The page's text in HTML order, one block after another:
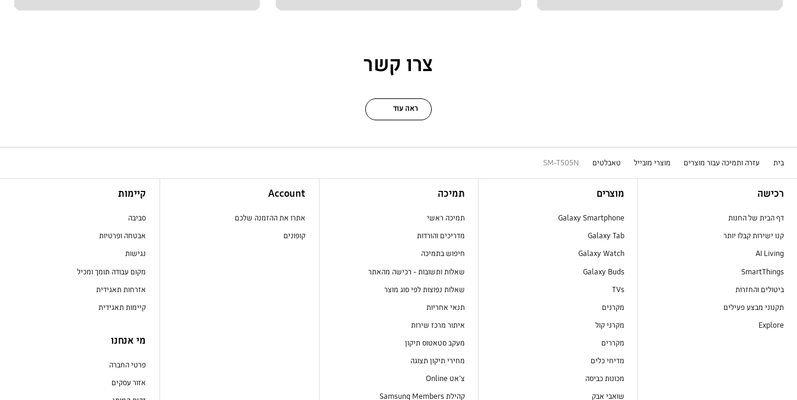
צרו קשר
ראה עוד
בית עזרה ותמיכה עבור מוצרים מוצרי מובייל טאבלטים SM-T505N
רכישה
דף הבית של החנות
קנו ישירות קבלו יותר
AI Living
SmartThings
ביטולים והחזרות
תקנוני מבצע פעילים
Explore
מוצרים
Galaxy Smartphone
Galaxy Tab
Galaxy Watch
Galaxy Buds
TVs
מקרנים
מקרני קול
מקררים
מדיחי כלים
מכונות כביסה
שואבי אבק
תמיכה
תמיכה ראשי
מדריכים והורדות
חיפוש בתמיכה
שאלות ותשובות - רכישה מהאתר
שאלות נפוצות לפי סוג מוצר
תנאי אחריות
איתור מרכז שירות
מעקב סטאטוס תיקון
מחירי תיקון תצוגה
צ'אט Online
קהילת Samsung Members
Account
אתרו את ההזמנה שלכם
קופונים
קיימות
סביבה
אבטחה ופרטיות
נגישות
מקום עבודה תומך ומכיל
אזרחות תאגידית
קיימות תאגידית
מי אנחנו
פרטי החברה
אזור עסקים